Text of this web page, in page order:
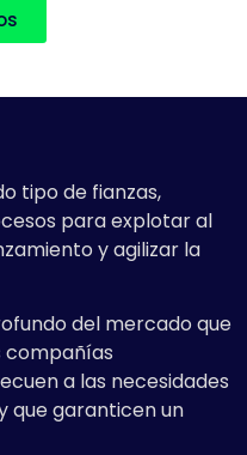
tipo de fianzas,
para explotar al
y agilizar la
del mercado que
compañías
a las necesidades
que garanticen un